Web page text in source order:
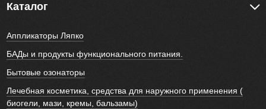
Каталог
Аппликаторы Ляпко
БАДы и продукты функционального питания.
Бытовые озонаторы
Лечебная косметика, средства для наружного применения (
биогели, мази, кремы, бальзамы)